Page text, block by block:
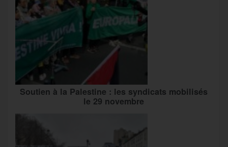
Soutien à la Palestine : les syndicats mobilisés
le 29 novembre